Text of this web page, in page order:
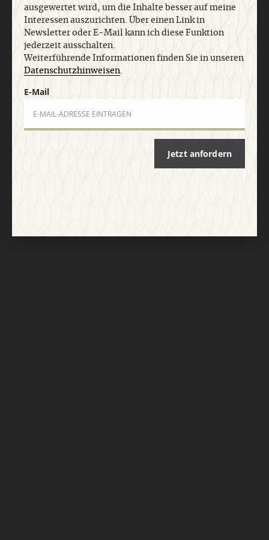
Nach oben
ausgewertet wird, um die Inhalte besser auf meine
Interessen auszurichten. Über einen Link in
Newsletter oder E-Mail kann ich diese Funktion
jederzeit ausschalten.
Weiterführende Informationen finden Sie in unseren
Datenschutzhinweisen.
E-Mail
Jetzt anfordern